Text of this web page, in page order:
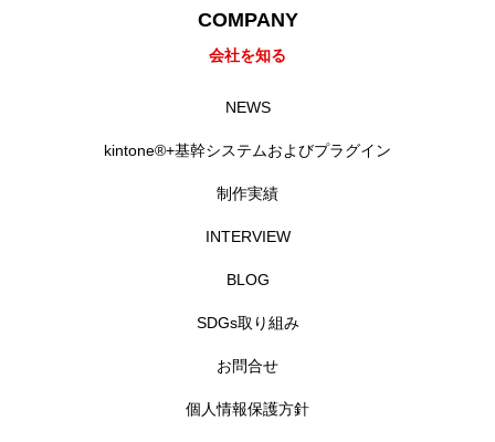
COMPANY
会社を知る
NEWS
kintone®+基幹システムおよびプラグイン
制作実績
INTERVIEW
BLOG
SDGs取り組み
お問合せ
個人情報保護方針